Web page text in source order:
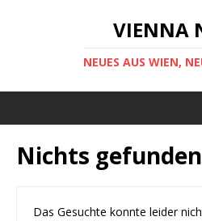
VIENNA
NEUES AUS WIEN,
Nichts gefunden
Das Gesuchte konnte leider